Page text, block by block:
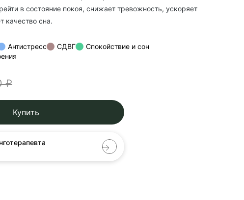
в состояние покоя, снижает тревожность, ускоряет
качество сна.
Антистресс СДВГ
Спокойствие и сон
₽
Купить